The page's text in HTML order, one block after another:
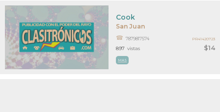
San Juan
$14
Cook
7879817574
MAS
897 vistas
PR41420723